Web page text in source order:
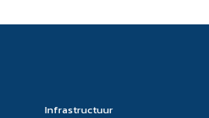
Infrastructuur